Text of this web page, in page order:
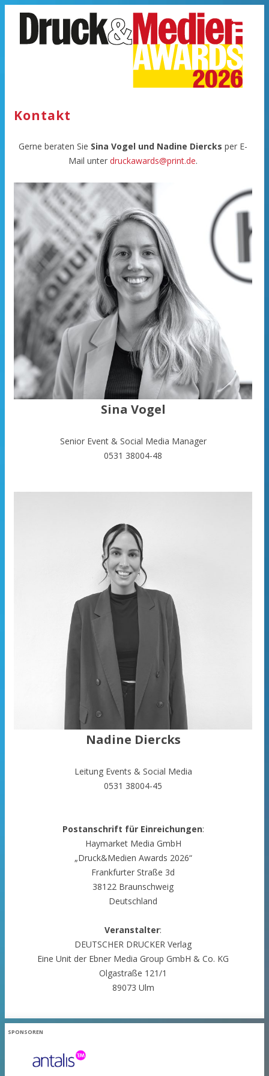
Kontakt
Gerne beraten Sie Sina Vogel und Nadine Diercks per E-
Mail unter druckawards@print.de.
Sina Vogel
Senior Event & Social Media Manager
0531 38004-48
Nadine Diercks
Leitung Events & Social Media
0531 38004-45
Postanschrift für Einreichungen:
Haymarket Media GmbH
„Druck&Medien Awards 2026“
Frankfurter Straße 3d
38122 Braunschweig
Deutschland
Veranstalter:
DEUTSCHER DRUCKER Verlag
Eine Unit der Ebner Media Group GmbH & Co. KG
Olgastraße 121/1
89073 Ulm
SPONSOREN